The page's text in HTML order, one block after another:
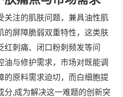
关注的肌肤问题，兼具油性肌
的屏障脆弱双重特性，这类肤
红刺痛、闭口粉刺频发等问
油与修护需求，市场对既能调
的原料需求迫切，而白细胞提
分,成为解决这一难题的创新突